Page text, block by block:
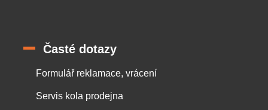
Časté dotazy
Formulář reklamace, vrácení
Servis kola prodejna